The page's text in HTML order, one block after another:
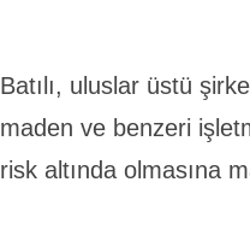
Batılı, uluslar üstü
maden ve benzeri
risk altında olmasına